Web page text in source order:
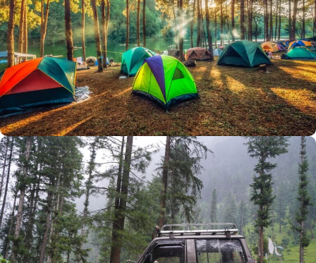
Büyük Yaz İndirimi
0
Günler
00
Hr
00
Min
00
SSK
Alışverişe Başla